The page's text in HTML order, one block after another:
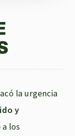
la urgencia
y
los